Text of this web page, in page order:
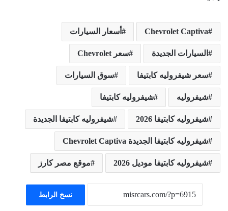
Chevrolet Captiva أسعار السيارات
السيارات الجديدة سعر Chevrolet
سعر شيفروليه كابتيفا سوق السيارات
شيفروليه شيفروليه كابتيفا
شيفروليه كابتيفا 2026 شيفروليه كابتيفا الجديدة
شيفروليه كابتيفا الجديدة Chevrolet Captiva
شيفروليه كابتيفا موديل 2026 موقع مصر كارز
نسخ الرابط